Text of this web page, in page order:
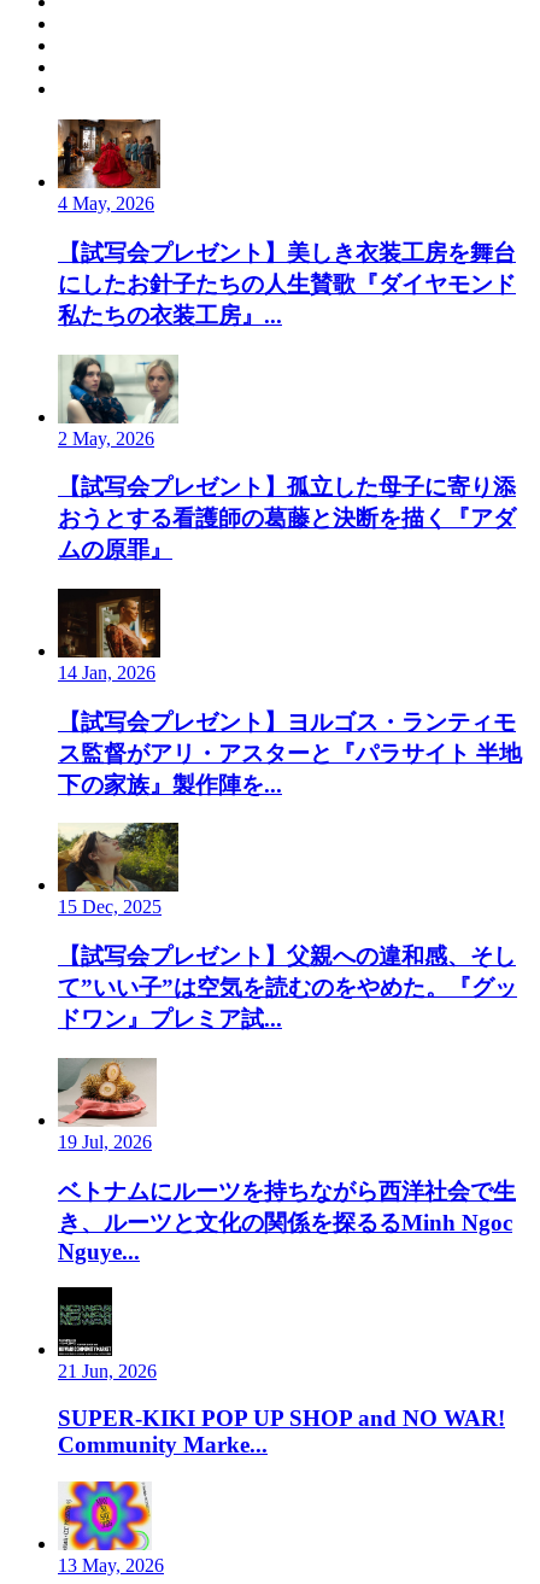
4 May, 2026
【試写会プレゼント】美しき衣装工房を舞台
にしたお針子たちの人生賛歌『ダイヤモンド
私たちの衣装工房』...
2 May, 2026
【試写会プレゼント】孤立した母子に寄り添
おうとする看護師の葛藤と決断を描く『アダ
ムの原罪』
14 Jan, 2026
【試写会プレゼント】ヨルゴス・ランティモ
ス監督がアリ・アスターと『パラサイト 半地
下の家族』製作陣を...
15 Dec, 2025
【試写会プレゼント】父親への違和感、そし
て”いい子”は空気を読むのをやめた。『グッ
ドワン』プレミア試...
19 Jul, 2026
ベトナムにルーツを持ちながら西洋社会で生
き、ルーツと文化の関係を探るるMinh Ngoc
Nguye...
21 Jun, 2026
SUPER-KIKI POP UP SHOP and NO WAR!
Community Marke...
13 May, 2026